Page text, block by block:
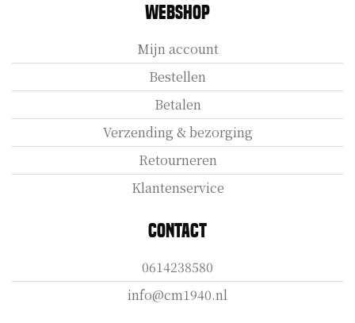
Webshop
Mijn account
Bestellen
Betalen
Verzending & bezorging
Retourneren
Klantenservice
Contact
0614238580
info@cm1940.nl